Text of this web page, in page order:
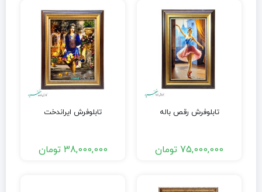
تابلوفرش رقص باله
75,000,000 تومان
تابلوفرش ایراندخت
38,000,000 تومان